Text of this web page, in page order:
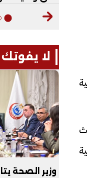
لا يفوتك
وزير الصحة